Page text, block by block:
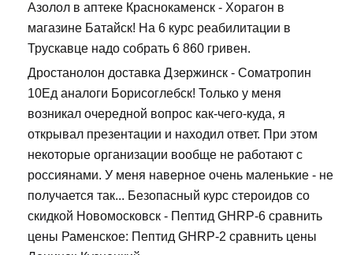
Азолол в аптеке Краснокаменск - Хорагон в
магазине Батайск! На 6 курс реабилитации в
Трускавце надо собрать 6 860 гривен.
Дростанолон доставка Дзержинск - Cоматропин
10Ед аналоги Борисоглебск! Только у меня
возникал очередной вопрос как-чего-куда, я
открывал презентации и находил ответ. При этом
некоторые организации вообще не работают с
россиянами. У меня наверное очень маленькие - не
получается так... Безопасный курс стероидов со
скидкой Новомосковск - Пептид GHRP-6 сравнить
цены Раменское: Пептид GHRP-2 сравнить цены